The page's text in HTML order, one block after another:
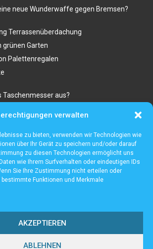
verwalten
zu bieten, verwenden wir Technologien wie
über Ihr Gerät zu speichern und/oder darauf
zu diesen Technologien ermöglicht uns
wie Ihrem Surfverhalten oder eindeutigen IDs
Sie Ihre Zustimmung nicht erteilen oder
Funktionen und Merkmale
AKZEPTIEREN
ABLEHNEN
neue Wunderwaffe gegen Bremsen?
Terrassenüberdachung
grünen Garten
Palettenregalen
Taschenmesser aus?
Körper im Kosmetikstudio Hanau
beim kauf von ravencoin?